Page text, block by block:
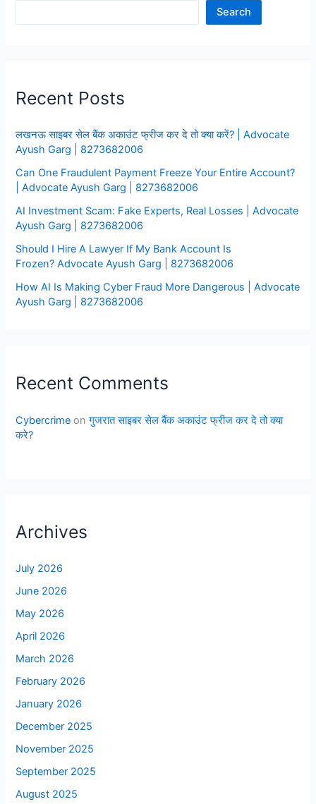
Search
Recent Posts
लखनऊ साइबर सेल बैंक अकाउंट फ्रीज कर दे तो क्या करें? | Advocate
Ayush Garg | 8273682006
Can One Fraudulent Payment Freeze Your Entire Account?
| Advocate Ayush Garg | 8273682006
AI Investment Scam: Fake Experts, Real Losses | Advocate
Ayush Garg | 8273682006
Should I Hire A Lawyer If My Bank Account Is
Frozen? Advocate Ayush Garg | 8273682006
How AI Is Making Cyber Fraud More Dangerous | Advocate
Ayush Garg | 8273682006
Recent Comments
Cybercrime onगुजरात साइबर सेल बैंक अकाउंट फ्रीज कर दे तो क्या
करे?
Archives
July 2026
June 2026
May 2026
April 2026
March 2026
February 2026
January 2026
December 2025
November 2025
September 2025
August 2025